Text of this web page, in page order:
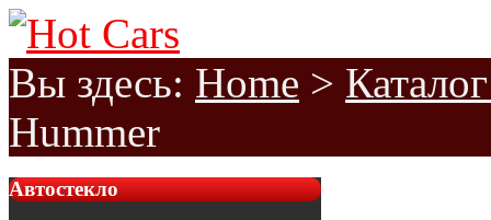
Вы здесь: Home >
Hummer
Автостекло